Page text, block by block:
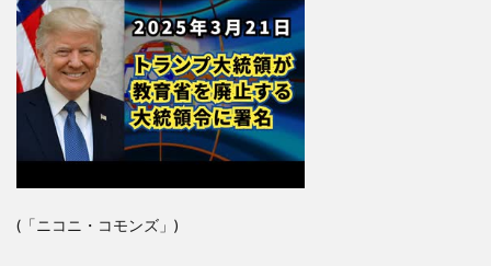
(「ニコニ・コモンズ」)